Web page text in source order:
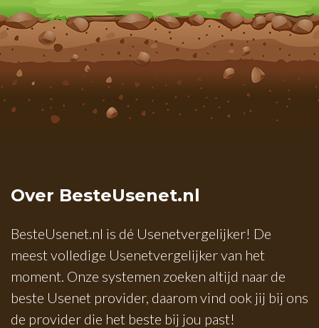
Over BesteUsenet.nl
BesteUsenet.nl is dé Usenetvergelijker! De
meest volledige Usenetvergelijker van het
moment. Onze systemen zoeken altijd naar de
beste Usenet provider, daarom vind ook jij bij ons
de provider die het beste bij jou past!